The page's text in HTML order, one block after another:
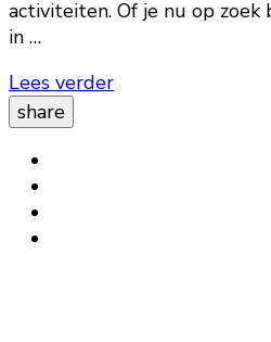
activiteiten. Of je nu op zoek
in …
Lees verder
share